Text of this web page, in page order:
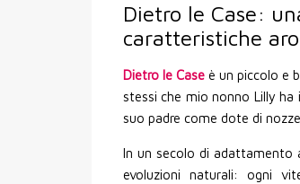
Dietro le Case:
caratteristiche
Dietro le Case è un piccolo e
stessi che mio nonno Lilly ha
suo padre come dote di nozze.
In un secolo di adattamento
evoluzioni naturali: ogni